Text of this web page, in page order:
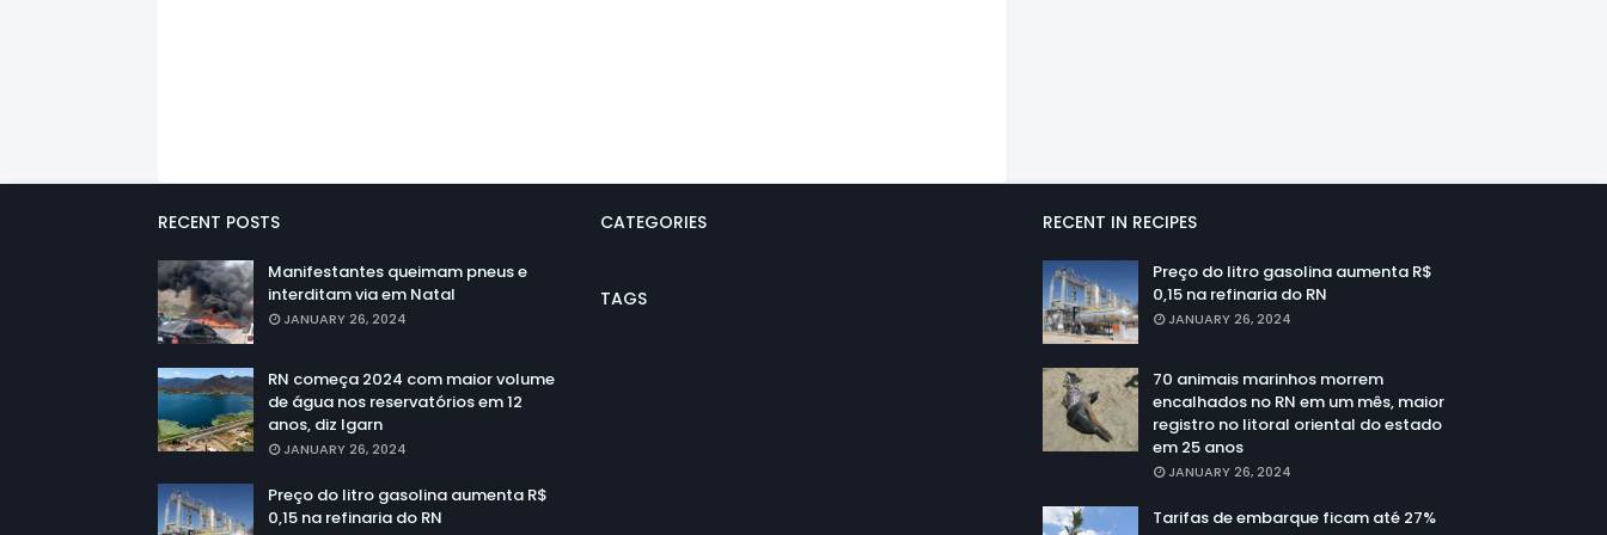
RECENT POSTS
Manifestantes queimam pneus e
interditam via em Natal
JANUARY 26, 2024
RN começa 2024 com maior volume
de água nos reservatórios em 12
anos, diz Igarn
JANUARY 26, 2024
Preço do litro gasolina aumenta R$
0,15 na refinaria do RN
CATEGORIES
TAGS
RECENT IN RECIPES
Preço do litro gasolina aumenta R$
0,15 na refinaria do RN
JANUARY 26, 2024
70 animais marinhos morrem
encalhados no RN em um mês, maior
registro no litoral oriental do estado
em 25 anos
JANUARY 26, 2024
Tarifas de embarque ficam até 27%